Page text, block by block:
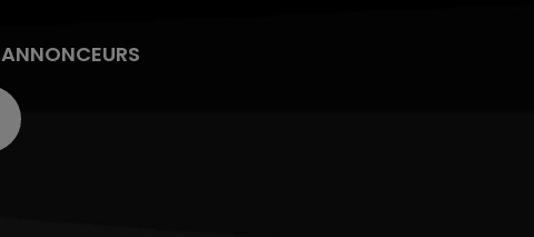
ANNONCEURS